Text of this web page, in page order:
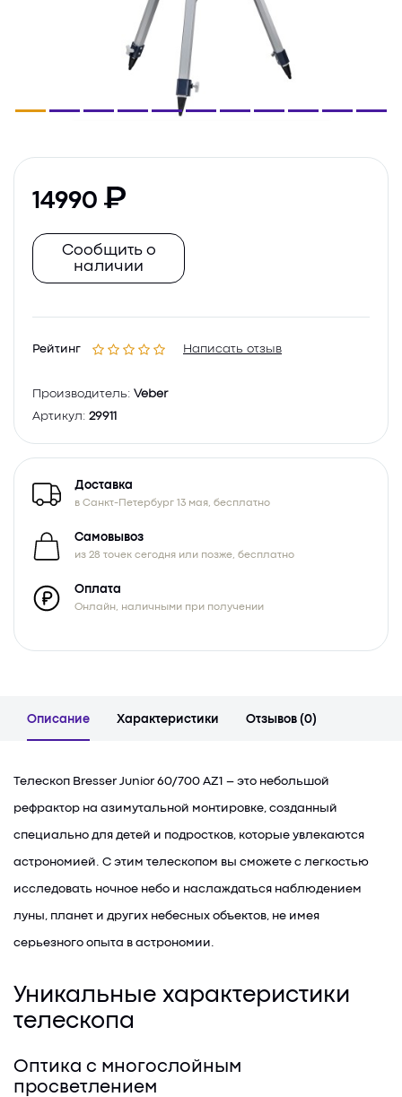
Рейтинг Написать отзыв
Производитель: Veber
Артикул: 29911
14990
Сообщить о
наличии
Доставка
в Санкт-Петербург 13 мая, бесплатно
Самовывоз
из 28 точек сегодня или позже, бесплатно
Оплата
Онлайн, наличными при получении
Описание Характеристики Отзывов (0)
Телескоп Bresser Junior 60/700 AZ1 – это небольшой
рефрактор на азимутальной монтировке, созданный
специально для детей и подростков, которые увлекаются
астрономией. С этим телескопом вы сможете с легкостью
исследовать ночное небо и наслаждаться наблюдением
луны, планет и других небесных объектов, не имея
серьезного опыта в астрономии.
Уникальные характеристики
телескопа
Оптика с многослойным
просветлением